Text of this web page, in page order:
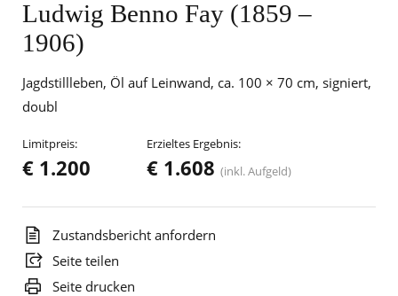
Ludwig Benno Fay (1859 –
1906)
Jagdstillleben, Öl auf Leinwand, ca. 100 × 70 cm, signiert,
doubl
Limitpreis:
€ 1.200
Erzieltes Ergebnis:
€ 1.608 (inkl. Aufgeld)
Zustandsbericht anfordern
Seite teilen
Seite drucken